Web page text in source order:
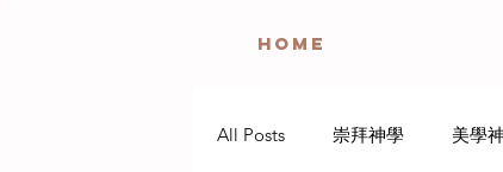
HOME
All Posts 崇拜神學 美學